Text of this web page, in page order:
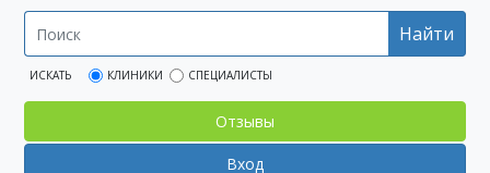
Найти
ИСКАТЬ КЛИНИКИ СПЕЦИАЛИСТЫ
Отзывы
Вход